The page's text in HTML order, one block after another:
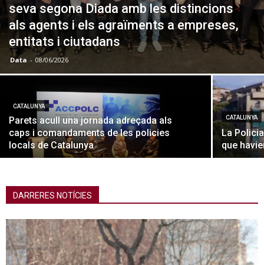
seva segona Diada amb les distincions
als agents i els agraïments a empreses,
entitats i ciutadans
Data - 08/06/2026
CATALUNYA
Parets acull una jornada adreçada als
caps i comandaments de les policies
locals de Catalunya
CATALUNYA
La
que
DARRERES NOTÍCIES